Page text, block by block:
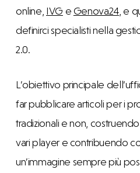
online, IVG e Genova24, e
definirci specialisti nella
2.0.
L’obiettivo principale
far pubblicare articoli per i
tradizionali e non,
vari player e contribuendo
un’immagine sempre più